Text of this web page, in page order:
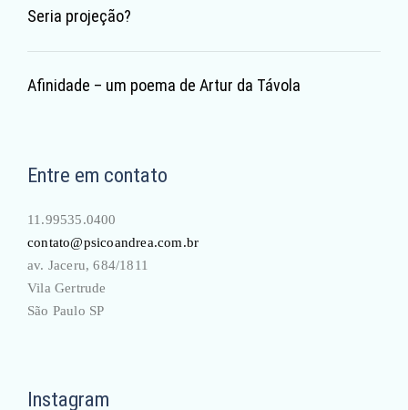
Seria projeção?
Afinidade – um poema de Artur da Távola
Entre em contato
11.99535.0400
contato@psicoandrea.com.br
av. Jaceru, 684/1811
Vila Gertrude
São Paulo SP
Instagram